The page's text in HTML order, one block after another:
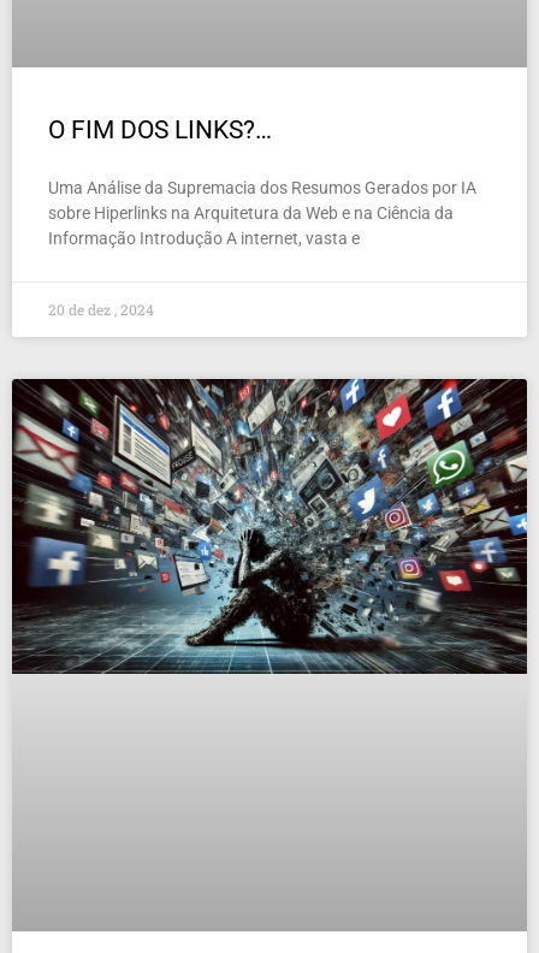
O FIM DOS LINKS?…
Uma Análise da Supremacia dos Resumos Gerados por IA
sobre Hiperlinks na Arquitetura da Web e na Ciência da
Informação Introdução A internet, vasta e
20 de dez , 2024